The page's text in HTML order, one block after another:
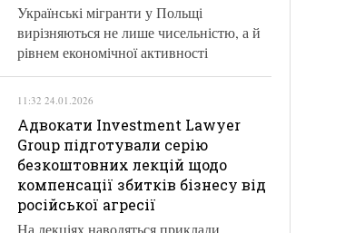
Українські мігранти у Польщі
вирізняються не лише чисельністю, а й
рівнем економічної активності
11:32 24.01.2026
Адвокати Investment Lawyer
Group підготували серію
безкоштовних лекцій щодо
компенсації збитків бізнесу від
російської агресії
На лекціях наводяться приклади